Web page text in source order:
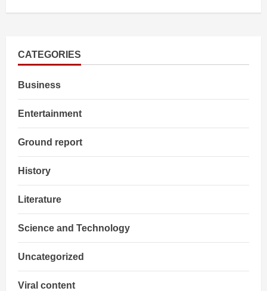
CATEGORIES
Business
Entertainment
Ground report
History
Literature
Science and Technology
Uncategorized
Viral content